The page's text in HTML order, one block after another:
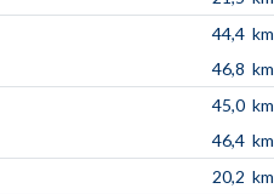
44,4 km
46,8 km
45,0 km
46,4 km
20,2 km